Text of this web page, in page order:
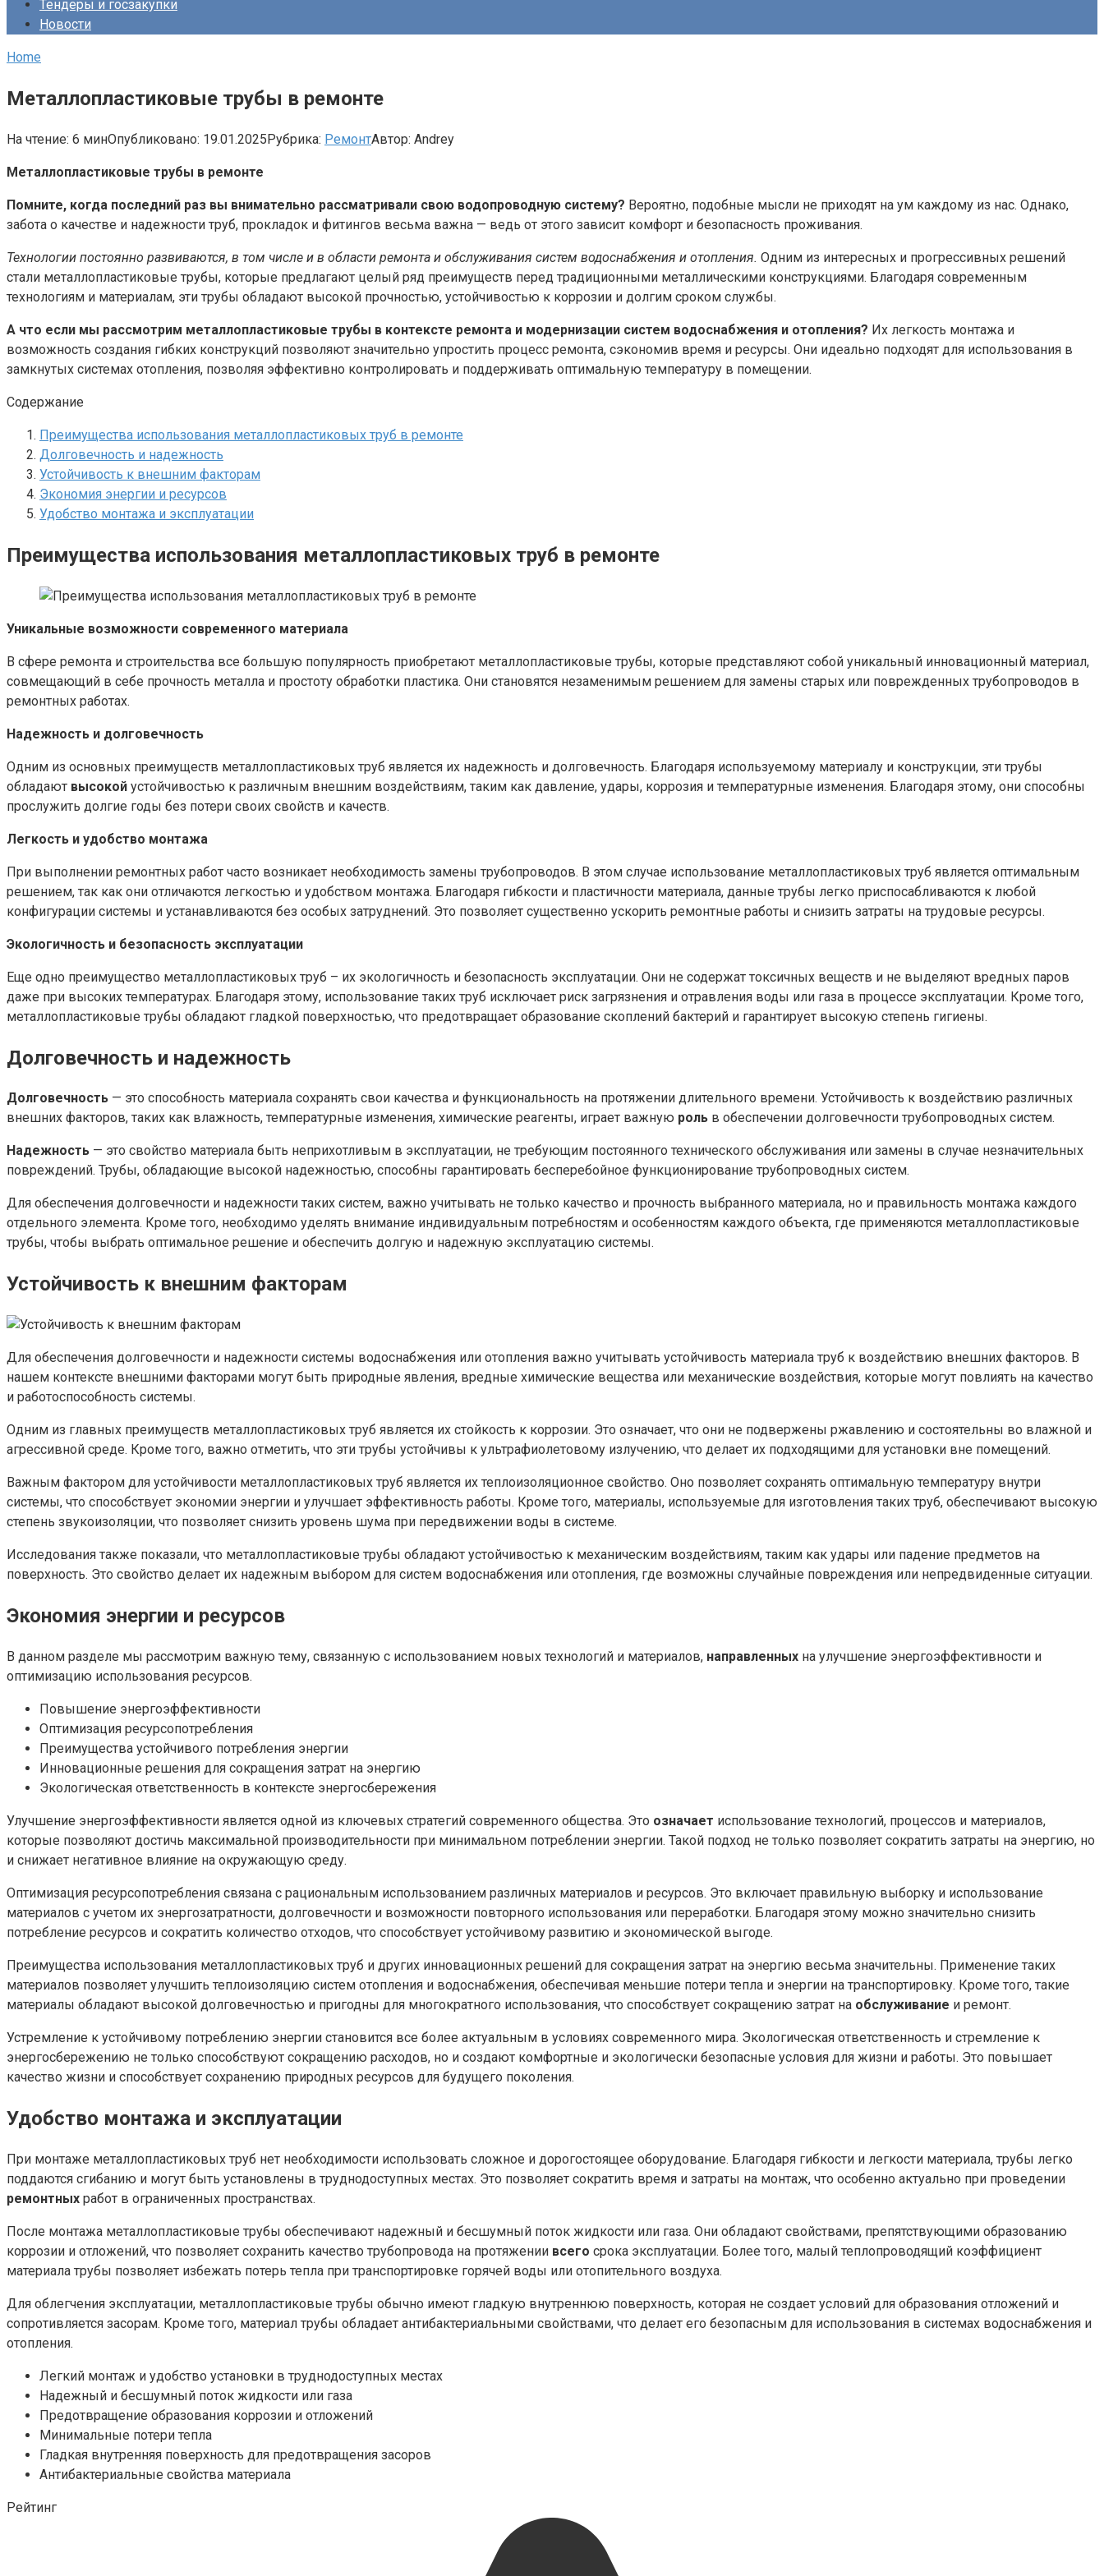
Тендеры и госзакупки
Новости
Home
Металлопластиковые трубы в ремонте
На чтение: 6 минОпубликовано: 19.01.2025Рубрика: РемонтАвтор: Andrey
Металлопластиковые трубы в ремонте
Помните, когда последний раз вы внимательно рассматривали свою водопроводную систему? Вероятно, подобные мысли не приходят на ум каждому из нас. Однако,
забота о качестве и надежности труб, прокладок и фитингов весьма важна — ведь от этого зависит комфорт и безопасность проживания.
Технологии постоянно развиваются, в том числе и в области ремонта и обслуживания систем водоснабжения и отопления. Одним из интересных и прогрессивных решений
стали металлопластиковые трубы, которые предлагают целый ряд преимуществ перед традиционными металлическими конструкциями. Благодаря современным
технологиям и материалам, эти трубы обладают высокой прочностью, устойчивостью к коррозии и долгим сроком службы.
А что если мы рассмотрим металлопластиковые трубы в контексте ремонта и модернизации систем водоснабжения и отопления? Их легкость монтажа и
возможность создания гибких конструкций позволяют значительно упростить процесс ремонта, сэкономив время и ресурсы. Они идеально подходят для использования в
замкнутых системах отопления, позволяя эффективно контролировать и поддерживать оптимальную температуру в помещении.
Содержание
Преимущества использования металлопластиковых труб в ремонте
Долговечность и надежность
Устойчивость к внешним факторам
Экономия энергии и ресурсов
Удобство монтажа и эксплуатации
Преимущества использования металлопластиковых труб в ремонте
Уникальные возможности современного материала
В сфере ремонта и строительства все большую популярность приобретают металлопластиковые трубы, которые представляют собой уникальный инновационный материал,
совмещающий в себе прочность металла и простоту обработки пластика. Они становятся незаменимым решением для замены старых или поврежденных трубопроводов в
ремонтных работах.
Надежность и долговечность
Одним из основных преимуществ металлопластиковых труб является их надежность и долговечность. Благодаря используемому материалу и конструкции, эти трубы
обладают высокой устойчивостью к различным внешним воздействиям, таким как давление, удары, коррозия и температурные изменения. Благодаря этому, они способны
прослужить долгие годы без потери своих свойств и качеств.
Легкость и удобство монтажа
При выполнении ремонтных работ часто возникает необходимость замены трубопроводов. В этом случае использование металлопластиковых труб является оптимальным
решением, так как они отличаются легкостью и удобством монтажа. Благодаря гибкости и пластичности материала, данные трубы легко приспосабливаются к любой
конфигурации системы и устанавливаются без особых затруднений. Это позволяет существенно ускорить ремонтные работы и снизить затраты на трудовые ресурсы.
Экологичность и безопасность эксплуатации
Еще одно преимущество металлопластиковых труб – их экологичность и безопасность эксплуатации. Они не содержат токсичных веществ и не выделяют вредных паров
даже при высоких температурах. Благодаря этому, использование таких труб исключает риск загрязнения и отравления воды или газа в процессе эксплуатации. Кроме того,
металлопластиковые трубы обладают гладкой поверхностью, что предотвращает образование скоплений бактерий и гарантирует высокую степень гигиены.
Долговечность и надежность
Долговечность — это способность материала сохранять свои качества и функциональность на протяжении длительного времени. Устойчивость к воздействию различных
внешних факторов, таких как влажность, температурные изменения, химические реагенты, играет важную роль в обеспечении долговечности трубопроводных систем.
Надежность — это свойство материала быть неприхотливым в эксплуатации, не требующим постоянного технического обслуживания или замены в случае незначительных
повреждений. Трубы, обладающие высокой надежностью, способны гарантировать бесперебойное функционирование трубопроводных систем.
Для обеспечения долговечности и надежности таких систем, важно учитывать не только качество и прочность выбранного материала, но и правильность монтажа каждого
отдельного элемента. Кроме того, необходимо уделять внимание индивидуальным потребностям и особенностям каждого объекта, где применяются металлопластиковые
трубы, чтобы выбрать оптимальное решение и обеспечить долгую и надежную эксплуатацию системы.
Устойчивость к внешним факторам
Для обеспечения долговечности и надежности системы водоснабжения или отопления важно учитывать устойчивость материала труб к воздействию внешних факторов. В
нашем контексте внешними факторами могут быть природные явления, вредные химические вещества или механические воздействия, которые могут повлиять на качество
и работоспособность системы.
Одним из главных преимуществ металлопластиковых труб является их стойкость к коррозии. Это означает, что они не подвержены ржавлению и состоятельны во влажной и
агрессивной среде. Кроме того, важно отметить, что эти трубы устойчивы к ультрафиолетовому излучению, что делает их подходящими для установки вне помещений.
Важным фактором для устойчивости металлопластиковых труб является их теплоизоляционное свойство. Оно позволяет сохранять оптимальную температуру внутри
системы, что способствует экономии энергии и улучшает эффективность работы. Кроме того, материалы, используемые для изготовления таких труб, обеспечивают высокую
степень звукоизоляции, что позволяет снизить уровень шума при передвижении воды в системе.
Исследования также показали, что металлопластиковые трубы обладают устойчивостью к механическим воздействиям, таким как удары или падение предметов на
поверхность. Это свойство делает их надежным выбором для систем водоснабжения или отопления, где возможны случайные повреждения или непредвиденные ситуации.
Экономия энергии и ресурсов
В данном разделе мы рассмотрим важную тему, связанную с использованием новых технологий и материалов, направленных на улучшение энергоэффективности и
оптимизацию использования ресурсов.
Повышение энергоэффективности
Оптимизация ресурсопотребления
Преимущества устойчивого потребления энергии
Инновационные решения для сокращения затрат на энергию
Экологическая ответственность в контексте энергосбережения
Улучшение энергоэффективности является одной из ключевых стратегий современного общества. Это означает использование технологий, процессов и материалов,
которые позволяют достичь максимальной производительности при минимальном потреблении энергии. Такой подход не только позволяет сократить затраты на энергию, но
и снижает негативное влияние на окружающую среду.
Оптимизация ресурсопотребления связана с рациональным использованием различных материалов и ресурсов. Это включает правильную выборку и использование
материалов с учетом их энергозатратности, долговечности и возможности повторного использования или переработки. Благодаря этому можно значительно снизить
потребление ресурсов и сократить количество отходов, что способствует устойчивому развитию и экономической выгоде.
Преимущества использования металлопластиковых труб и других инновационных решений для сокращения затрат на энергию весьма значительны. Применение таких
материалов позволяет улучшить теплоизоляцию систем отопления и водоснабжения, обеспечивая меньшие потери тепла и энергии на транспортировку. Кроме того, такие
материалы обладают высокой долговечностью и пригодны для многократного использования, что способствует сокращению затрат на обслуживание и ремонт.
Устремление к устойчивому потреблению энергии становится все более актуальным в условиях современного мира. Экологическая ответственность и стремление к
энергосбережению не только способствуют сокращению расходов, но и создают комфортные и экологически безопасные условия для жизни и работы. Это повышает
качество жизни и способствует сохранению природных ресурсов для будущего поколения.
Удобство монтажа и эксплуатации
При монтаже металлопластиковых труб нет необходимости использовать сложное и дорогостоящее оборудование. Благодаря гибкости и легкости материала, трубы легко
поддаются сгибанию и могут быть установлены в труднодоступных местах. Это позволяет сократить время и затраты на монтаж, что особенно актуально при проведении
ремонтных работ в ограниченных пространствах.
После монтажа металлопластиковые трубы обеспечивают надежный и бесшумный поток жидкости или газа. Они обладают свойствами, препятствующими образованию
коррозии и отложений, что позволяет сохранить качество трубопровода на протяжении всего срока эксплуатации. Более того, малый теплопроводящий коэффициент
материала трубы позволяет избежать потерь тепла при транспортировке горячей воды или отопительного воздуха.
Для облегчения эксплуатации, металлопластиковые трубы обычно имеют гладкую внутреннюю поверхность, которая не создает условий для образования отложений и
сопротивляется засорам. Кроме того, материал трубы обладает антибактериальными свойствами, что делает его безопасным для использования в системах водоснабжения и
отопления.
Легкий монтаж и удобство установки в труднодоступных местах
Надежный и бесшумный поток жидкости или газа
Предотвращение образования коррозии и отложений
Минимальные потери тепла
Гладкая внутренняя поверхность для предотвращения засоров
Антибактериальные свойства материала
Рейтинг